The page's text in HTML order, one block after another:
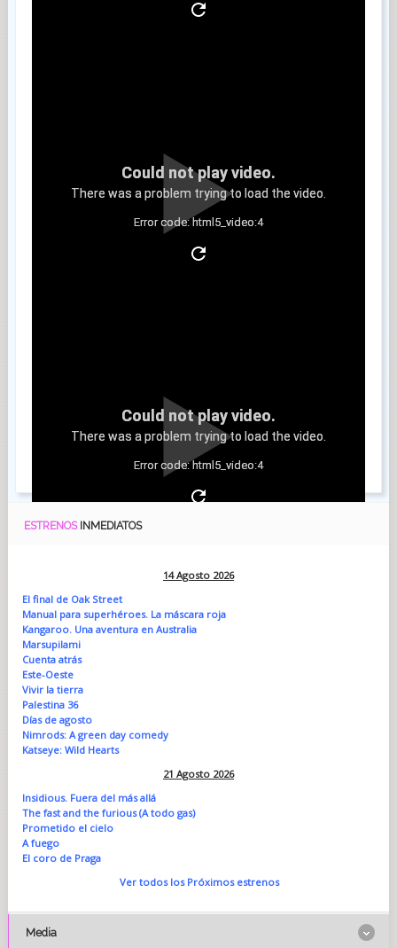
Could not play video.
There was a problem trying to load the video.
Error code: html5_video:4
Could not play video.
There was a problem trying to load the video.
Error code: html5_video:4
ESTRENOS INMEDIATOS
14 Agosto 2026
El final de Oak Street
Manual para superhéroes. La máscara roja
Kangaroo. Una aventura en Australia
Marsupilami
Cuenta atrás
Este-Oeste
Vivir la tierra
Palestina 36
Días de agosto
Nimrods: A green day comedy
Katseye: Wild Hearts
21 Agosto 2026
Insidious. Fuera del más allá
The fast and the furious (A todo gas)
Prometido el cielo
A fuego
El coro de Praga
Ver todos los Próximos estrenos
Media